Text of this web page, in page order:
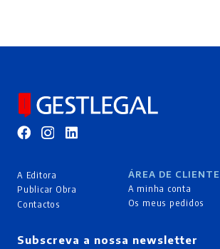
A Editora
Publicar Obra
Contactos
ÁREA DE CLIENTE
A minha conta
Os meus pedidos
Subscreva a nossa newsletter